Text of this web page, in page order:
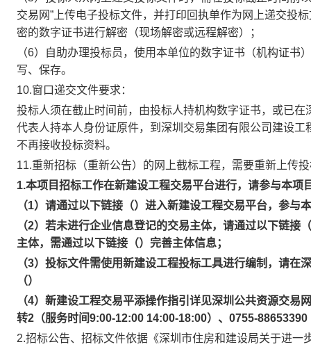
交易网”上传电子投标文件，并打印回执单作为网上递交投
密的数字证书进行解密（现场解密或远程解密）；
（6）自助办理投标员，使用本单位的数字证书（机构证
写、保存。
10.窗口递交文件要求：
投标人须在截止时间前，由投标人持机构数字证书，或已
代表人持本人身份证原件，到深圳交易集团有限公司建设
不再接收投标资料。
11.重新招标（重新公告）的网上截标工程，需要重新上传
1.本项目招标工作在新建设工程交易平台进行，请参与本项
（1）请通过以下链接（）进入新建设工程交易平台，参与
（2）若未进行企业信息登记的交易主体，请通过以下链
主体，需通过以下链接（）完善主体信息；
（3）投标文件需使用新建设工程投标工具进行编制，请
（）
（4）新建设工程交易平添操作指引详见深圳公共资源交
转2（服务时间9:00-12:00 14:00-18:00）、0755-
2.招标公告、招标文件依据《深圳市住房和建设局关于进